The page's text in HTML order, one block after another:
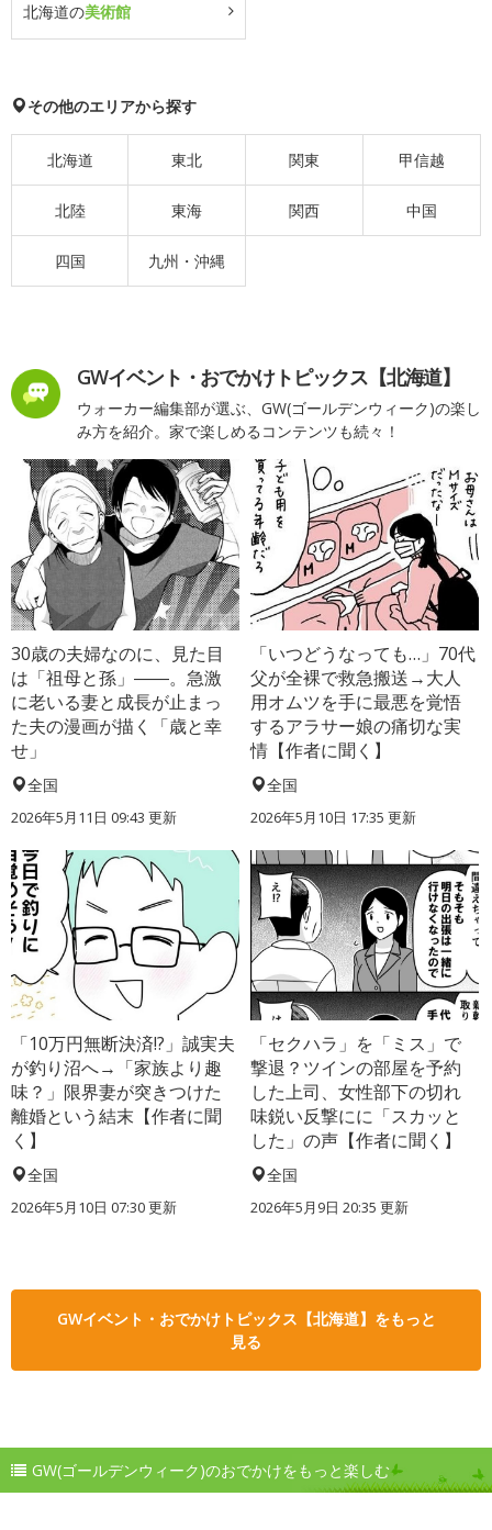
北海道の美術館
その他のエリアから探す
北海道 東北 関東 甲信越
北陸 東海 関西 中国
四国 九州・沖縄
GWイベント・おでかけトピックス【北海道】
ウォーカー編集部が選ぶ、GW(ゴールデンウィーク)の楽し
み方を紹介。家で楽しめるコンテンツも続々！
30歳の夫婦なのに、見た目
は「祖母と孫」――。急激
に老いる妻と成長が止まっ
た夫の漫画が描く「歳と幸
せ」
全国
2026年5月11日 09:43 更新
「いつどうなっても…」70代
父が全裸で救急搬送→大人
用オムツを手に最悪を覚悟
するアラサー娘の痛切な実
情【作者に聞く】
全国
2026年5月10日 17:35 更新
「10万円無断決済!?」誠実夫
が釣り沼へ→「家族より趣
味？」限界妻が突きつけた
離婚という結末【作者に聞
く】
全国
2026年5月10日 07:30 更新
「セクハラ」を「ミス」で
撃退？ツインの部屋を予約
した上司、女性部下の切れ
味鋭い反撃にに「スカッと
した」の声【作者に聞く】
全国
2026年5月9日 20:35 更新
GWイベント・おでかけトピックス【北海道】をもっと
見る
GW(ゴールデンウィーク)のおでかけをもっと楽しむ